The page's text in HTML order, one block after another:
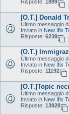
Risposte: 1899
[O.T.] Donald
Ultimo messaggio
Inviato in New Ifix
Risposte: 6239
(O.T.)
Ultimo messaggio
Inviato in New Ifix
Risposte: 11192
[O.T.]Topic
Ultimo messaggio
Inviato in New Ifix
Risposte: 13928